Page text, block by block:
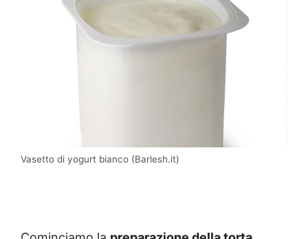
Vasetto di yogurt bianco (Barlesh.it)